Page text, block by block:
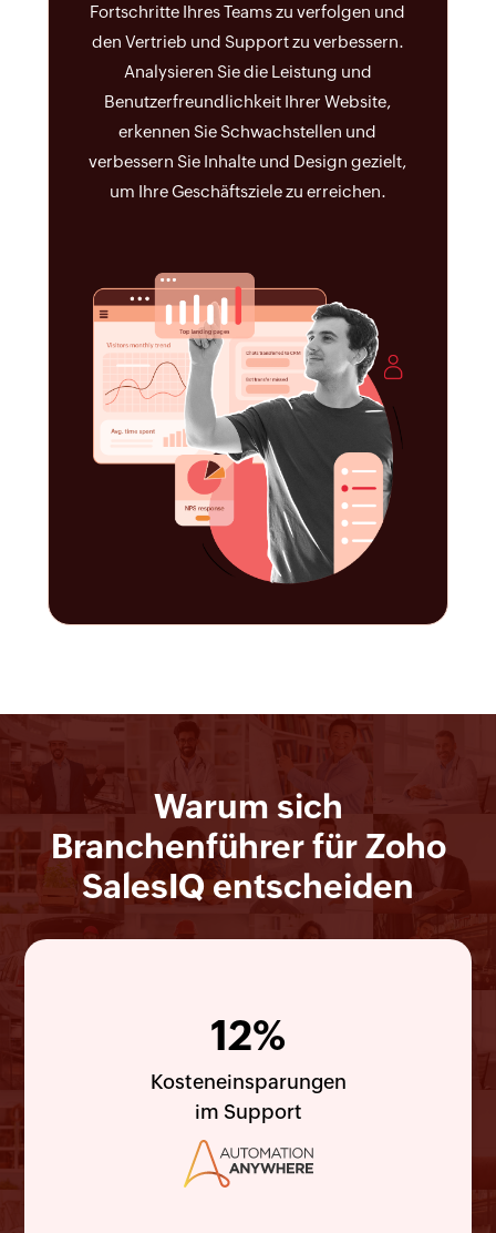
Fortschritte Ihres Teams zu verfolgen und
den Vertrieb und Support zu verbessern.
Analysieren Sie die Leistung und
Benutzerfreundlichkeit Ihrer Website,
erkennen Sie Schwachstellen und
verbessern Sie Inhalte und Design gezielt,
um Ihre Geschäftsziele zu erreichen.
Warum sich
Branchenführer für Zoho
SalesIQ entscheiden
12%
Kosteneinsparungen
im Support